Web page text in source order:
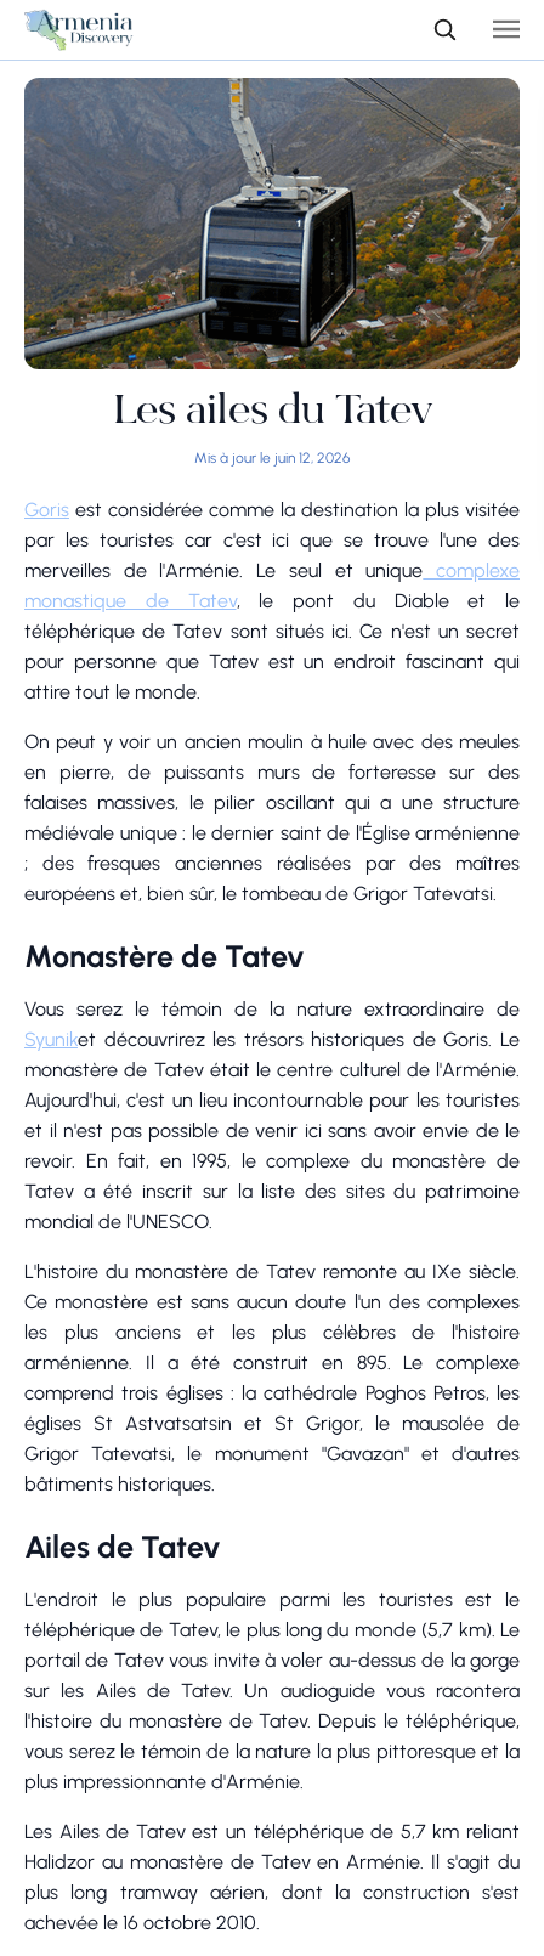
Les ailes du Tatev
Mis à jour le juin 12, 2026
Goris est considérée comme la destination la plus visitée
par les touristes car c'est ici que se trouve l'une des
merveilles de l'Arménie. Le seul et unique complexe
monastique de Tatev, le pont du Diable et le
téléphérique de Tatev sont situés ici. Ce n'est un secret
pour personne que Tatev est un endroit fascinant qui
attire tout le monde.
On peut y voir un ancien moulin à huile avec des meules
en pierre, de puissants murs de forteresse sur des
falaises massives, le pilier oscillant qui a une structure
médiévale unique : le dernier saint de l'Église arménienne
; des fresques anciennes réalisées par des maîtres
européens et, bien sûr, le tombeau de Grigor Tatevatsi.
Monastère de Tatev
Vous serez le témoin de la nature extraordinaire de
Syuniket découvrirez les trésors historiques de Goris. Le
monastère de Tatev était le centre culturel de l'Arménie.
Aujourd'hui, c'est un lieu incontournable pour les touristes
et il n'est pas possible de venir ici sans avoir envie de le
revoir. En fait, en 1995, le complexe du monastère de
Tatev a été inscrit sur la liste des sites du patrimoine
mondial de l'UNESCO.
L'histoire du monastère de Tatev remonte au IXe siècle.
Ce monastère est sans aucun doute l'un des complexes
les plus anciens et les plus célèbres de l'histoire
arménienne. Il a été construit en 895. Le complexe
comprend trois églises : la cathédrale Poghos Petros, les
églises St Astvatsatsin et St Grigor, le mausolée de
Grigor Tatevatsi, le monument "Gavazan" et d'autres
bâtiments historiques.
Ailes de Tatev
L'endroit le plus populaire parmi les touristes est le
téléphérique de Tatev, le plus long du monde (5,7 km). Le
portail de Tatev vous invite à voler au-dessus de la gorge
sur les Ailes de Tatev. Un audioguide vous racontera
l'histoire du monastère de Tatev. Depuis le téléphérique,
vous serez le témoin de la nature la plus pittoresque et la
plus impressionnante d'Arménie.
Les Ailes de Tatev est un téléphérique de 5,7 km reliant
Halidzor au monastère de Tatev en Arménie. Il s'agit du
plus long tramway aérien, dont la construction s'est
achevée le 16 octobre 2010.